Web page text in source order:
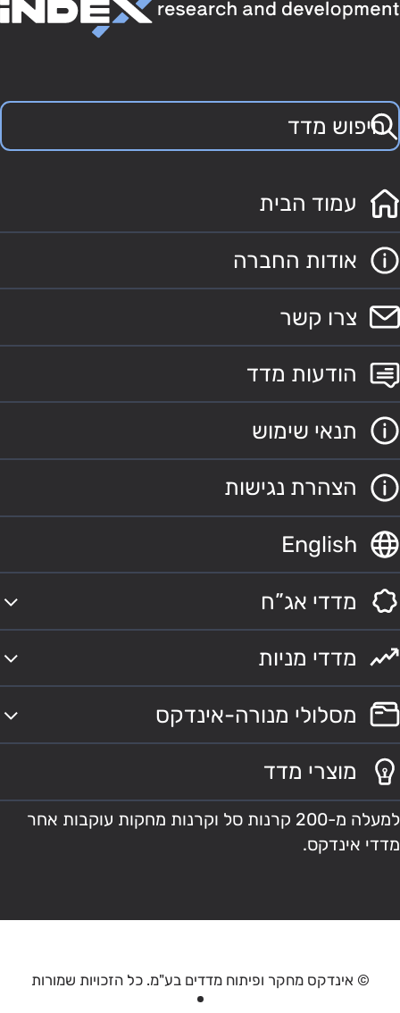
עמוד הבית
אודות החברה
צרו קשר
הודעות מדד
תנאי שימוש
הצהרת נגישות
English
מדדי אג”ח
מדדי מניות
מסלולי מנורה-אינדקס
מוצרי מדד
למעלה מ-200 קרנות סל וקרנות מחקות עוקבות אחר
מדדי אינדקס.
© אינדקס מחקר ופיתוח מדדים בע"מ. כל הזכויות שמורות